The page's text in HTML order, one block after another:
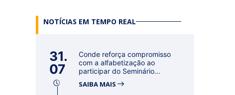
NOTÍCIAS EM TEMPO REAL
31.
07
Conde reforça compromisso
com a alfabetização ao
participar do Seminário
SAIBA MAIS